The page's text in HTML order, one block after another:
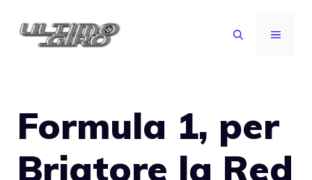
MENU
Formula 1, per
Briatore la Red